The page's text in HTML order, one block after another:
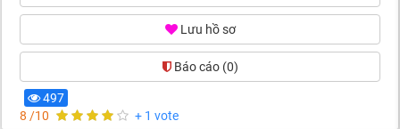
Lưu hồ sơ
Báo cáo (0)
497
8 /10
+ 1 vote